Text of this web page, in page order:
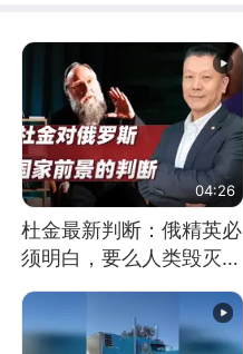
04:26
杜金最新判断：俄精英必
须明白，要么人类毁灭，
要么俄毁灭